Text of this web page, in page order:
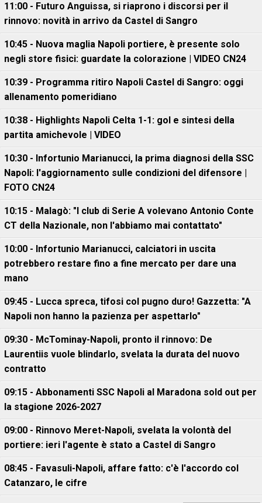
11:00 - Futuro Anguissa, si riaprono i discorsi per il
rinnovo: novità in arrivo da Castel di Sangro
10:45 - Nuova maglia Napoli portiere, è presente solo
negli store fisici: guardate la colorazione | VIDEO CN24
10:39 - Programma ritiro Napoli Castel di Sangro: oggi
allenamento pomeridiano
10:38 - Highlights Napoli Celta 1-1: gol e sintesi della
partita amichevole | VIDEO
10:30 - Infortunio Marianucci, la prima diagnosi della SSC
Napoli: l'aggiornamento sulle condizioni del difensore |
FOTO CN24
10:15 - Malagò: "I club di Serie A volevano Antonio Conte
CT della Nazionale, non l'abbiamo mai contattato"
10:00 - Infortunio Marianucci, calciatori in uscita
potrebbero restare fino a fine mercato per dare una
mano
09:45 - Lucca spreca, tifosi col pugno duro! Gazzetta: "A
Napoli non hanno la pazienza per aspettarlo"
09:30 - McTominay-Napoli, pronto il rinnovo: De
Laurentiis vuole blindarlo, svelata la durata del nuovo
contratto
09:15 - Abbonamenti SSC Napoli al Maradona sold out per
la stagione 2026-2027
09:00 - Rinnovo Meret-Napoli, svelata la volontà del
portiere: ieri l'agente è stato a Castel di Sangro
08:45 - Favasuli-Napoli, affare fatto: c'è l'accordo col
Catanzaro, le cifre